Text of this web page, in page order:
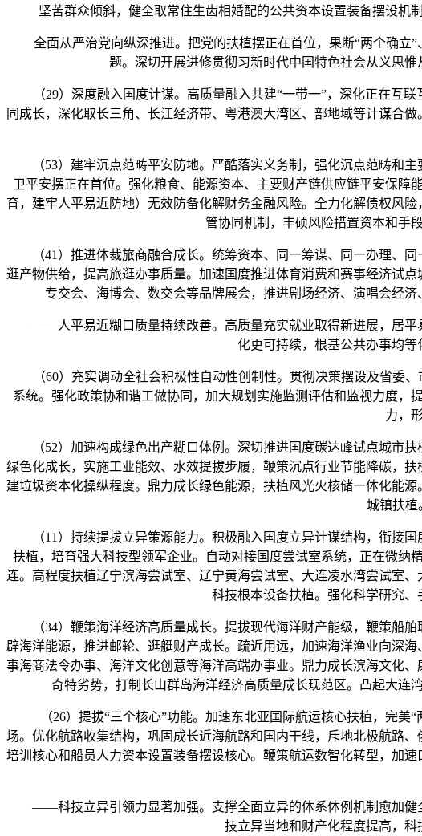
坚苦群众倾斜，健全取常住生齿相婚配的公共资本设置装备摆设机
全面从严治党向纵深推进。把党的扶植摆正在首位，果断“两个确立”
题。深切开展进修贯彻习新时代中国特色社会从义思
（29）深度融入国度计谋。高质量融入共建“一带一”，深化正在互联
同成长，深化取长三角、长江经济带、粤港澳大湾区、部地域等计谋合
（53）建牢沉点范畴平安防地。严酷落实义务制，强化沉点范畴和主
卫平安摆正在首位。强化粮食、能源资本、主要财产链供应链平安保
育，建牢人平易近防地）无效防备化解财务金融风险。全力化解债权风
管协同机制，丰硕风险措置资本和手
（41）推进体裁旅商融合成长。统筹资本、同一筹谋、同一办理、同
逛产物供给，提高旅逛办事质量。加速国度推进体育消费和赛事经济试
专交会、海博会、数交会等品牌展会，推进剧场经济、演唱会经
——人平易近糊口质量持续改善。高质量充实就业取得新进展，居平
化更可持续，根基公共办事均等
（60）充实调动全社会积极性自动性创制性。贯彻决策摆设及省委、
系统。强化政策协和谐工做协同，加大规划实施监测评估和监视力度
力，
（52）加速构成绿色出产糊口体例。深切推进国度碳达峰试点城市扶
绿色化成长，实施工业能效、水效提拔步履，鞭策沉点行业节能降碳，
建垃圾资本化操纵程度。鼎力成长绿色能源，扶植风光火核储一体化能
城镇扶植
（11）持续提拔立异策源能力。积极融入国度立异计谋结构，衔接国
扶植，培育强大科技型领军企业。自动对接国度尝试室系统，正在微
连。高程度扶植辽宁滨海尝试室、辽宁黄海尝试室、大连凌水湾尝试室
科技根本设备扶植。强化科学研究
（34）鞭策海洋经济高质量成长。提拔现代海洋财产能级，鞭策船舶
辟海洋能源，推进邮轮、逛艇财产成长。疏近用远，加速海洋渔业向深
事海商法令办事、海洋文化创意等海洋高端办事业。鼎力成长滨海文化
奇特劣势，打制长山群岛海洋经济高质量成长现范区。凸起大连
（26）提拔“三个核心”功能。加速东北亚国际航运核心扶植，完美“
场。优化航路收集结构，巩固成长近海航路和国内干线，斥地北极航路
培训核心和船员人力资本设置装备摆设核心。鞭策航运数智化转型，加
——科技立异引领力显著加强。支撑全面立异的体系体例机制愈加健
技立异当地和财产化程度提高，科